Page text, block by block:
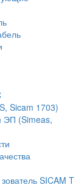
Sicam 1703)
ЭП (Simeas,
SICAM T